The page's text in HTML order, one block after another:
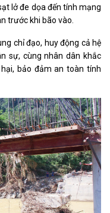
lở đe dọa đến tính mạng
trước khi bão vào.
chỉ đạo, huy động cả hệ
sự, cùng nhân dân khắc
bảo đảm an toàn tính